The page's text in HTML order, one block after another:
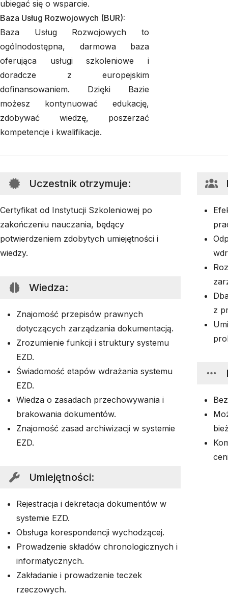
ubiegać się o wsparcie.
Baza Usług Rozwojowych (BUR):
Baza Usług Rozwojowych to
ogólnodostępna, darmowa baza
oferująca usługi szkoleniowe i
doradcze z europejskim
dofinansowaniem. Dzięki Bazie
możesz kontynuować edukację,
zdobywać wiedzę, poszerzać
kompetencje i kwalifikacje.
Uczestnik otrzymuje:
Certyfikat od Instytucji Szkoleniowej po
zakończeniu nauczania, będący
potwierdzeniem zdobytych umiejętności i
wiedzy.
Wiedza:
Znajomość przepisów prawnych
dotyczących zarządzania dokumentacją.
Zrozumienie funkcji i struktury systemu
EZD.
Świadomość etapów wdrażania systemu
EZD.
Wiedza o zasadach przechowywania i
brakowania dokumentów.
Znajomość zasad archiwizacji w systemie
EZD.
Umiejętności:
Rejestracja i dekretacja dokumentów w
systemie EZD.
Obsługa korespondencji wychodzącej.
Prowadzenie składów chronologicznych i
informatycznych.
Zakładanie i prowadzenie teczek
rzeczowych.
z